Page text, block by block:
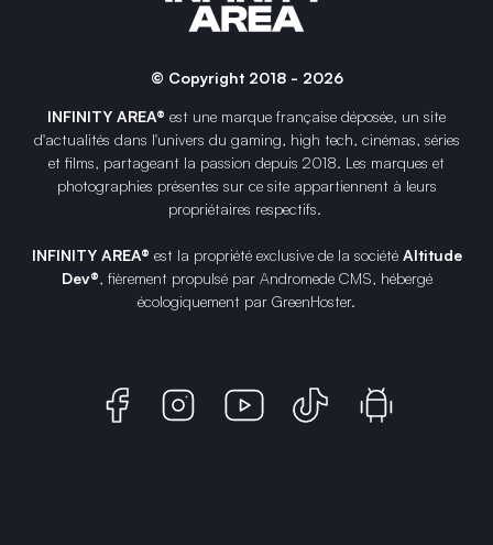
© Copyright 2018 - 2026
INFINITY AREA® est une marque française déposée, un site
d'actualités dans l'univers du gaming, high tech, cinémas, séries
et films, partageant la passion depuis 2018. Les marques et
photographies présentes sur ce site appartiennent à leurs
propriétaires respectifs.
INFINITY AREA® est la propriété exclusive de la société Altitude
Dev®, fièrement propulsé par Andromede CMS, hébergé
écologiquement par GreenHoster.